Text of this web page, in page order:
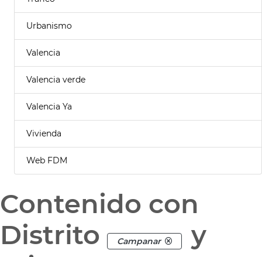
Urbanismo
Valencia
Valencia verde
Valencia Ya
Vivienda
Web FDM
Contenido con
Distrito
Campanar
y